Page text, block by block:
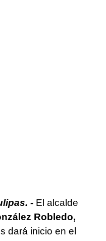
- El alcalde
Robledo,
dará inicio en el